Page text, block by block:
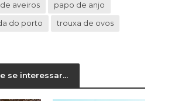
aveiros papo de anjo
do porto trouxa de ovos
se interessar...